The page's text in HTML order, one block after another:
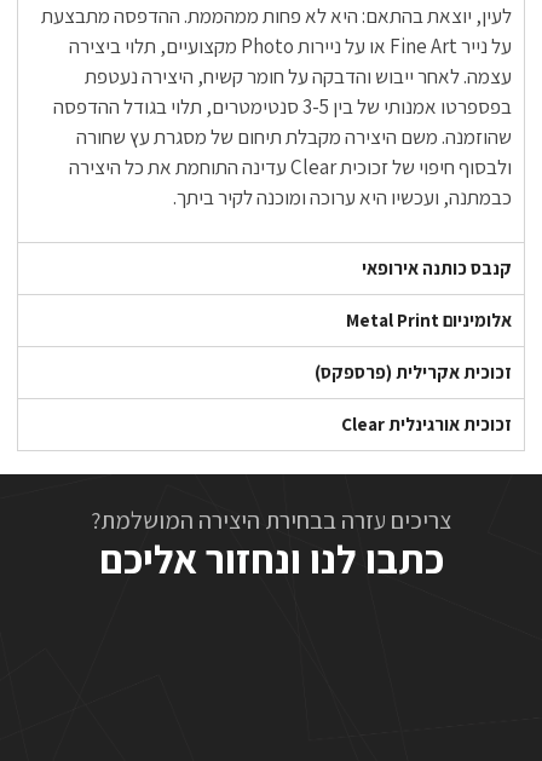
לעין, יוצאת בהתאם: היא לא פחות ממהממת. ההדפסה מתבצעת
על נייר Fine Art או על ניירות Photo מקצועיים, תלוי ביצירה
עצמה. לאחר ייבוש והדבקה על חומר קשיח, היצירה נעטפת
בפספרטו אמנותי של בין 3-5 סנטימטרים, תלוי בגודל ההדפסה
שהוזמנה. משם היצירה מקבלת תיחום של מסגרת עץ שחורה
ולבסוף חיפוי של זכוכית Clear עדינה התוחמת את כל היצירה
כבמתנה, ועכשיו היא ערוכה ומוכנה לקיר ביתך.
קנבס כותנה אירופאי
אלומיניום Metal Print
זכוכית אקרילית (פרספקס)
זכוכית אורגינלית Clear
צריכים עזרה בבחירת היצירה המושלמת?
כתבו לנו ונחזור אליכם